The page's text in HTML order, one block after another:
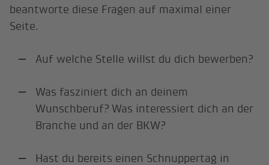
beantworte diese Fragen auf maximal einer
Seite.
Auf welche Stelle willst du dich bewerben?
Was fasziniert dich an deinem
Wunschberuf? Was interessiert dich an der
Branche und an der BKW?
Hast du bereits einen Schnuppertag in